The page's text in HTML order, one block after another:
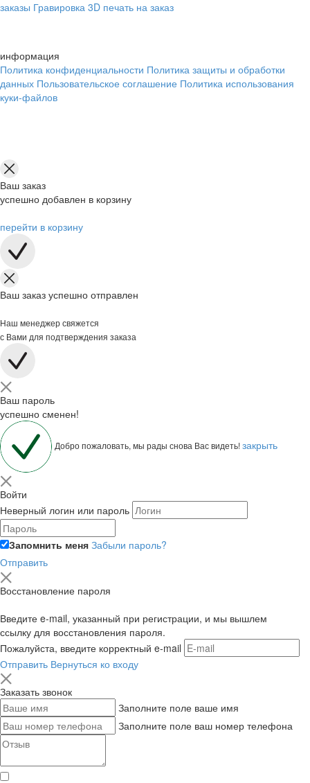
заказы Гравировка 3D печать на заказ
информация
Политика конфиденциальности Политика защиты и обработки
данных Пользовательское соглашение Политика использования
куки-файлов
Ваш заказ
успешно добавлен в корзину
перейти в корзину
Ваш заказ успешно отправлен
Наш менеджер свяжется
с Вами для подтверждения заказа
Ваш пароль
успешно сменен!
Добро пожаловать, мы рады снова Вас видеть!закрыть
Войти
Неверный логин или пароль
Запомнить меня Забыли пароль?
Отправить
Восстановление пароля
Введите e-mail, указанный при регистрации, и мы вышлем
ссылку для восстановления пароля.
Пожалуйста, введите корректный e-mail
Отправить Вернуться ко входу
Заказать звонок
Заполните поле ваше имя
Заполните поле ваш номер телефона